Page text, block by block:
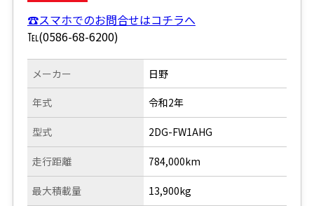
☎スマホでのお問合せはコチラへ
℡(0586-68-6200)
メーカー
年式
型式
走行距離
日野
令和2年
2DG-FW1AHG
784,000km
最大積載量 13,900kg